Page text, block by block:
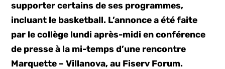
supporter certains de ses programmes,
incluant le basketball. L’annonce a été faite
par le collège lundi après-midi en conférence
de presse à la mi-temps d’une rencontre
Marquette – Villanova, au Fiserv Forum.